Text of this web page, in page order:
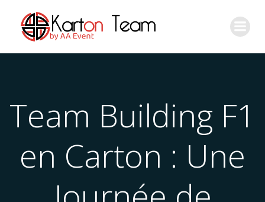
au
contenu
Team Building F1
en Carton : Une